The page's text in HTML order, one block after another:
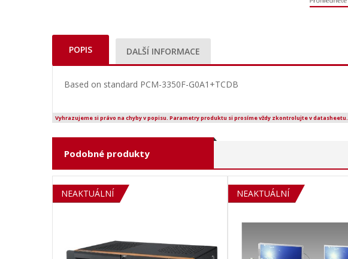
POPIS DALŠÍ INFORMACE
Based on standard PCM-3350F-G0A1+TCDB
Vyhrazujeme si právo na chyby v popisu. Parametry produktu si prosíme vždy zkontrolujte v datasheetu.
Podobné produkty
SOLD OUT
NEAKTUÁLNÍ NEAKTUÁLNÍ